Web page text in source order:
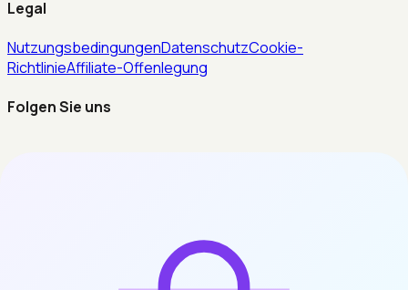
Legal
NutzungsbedingungenDatenschutzCookie-
RichtlinieAffiliate-Offenlegung
Folgen Sie uns